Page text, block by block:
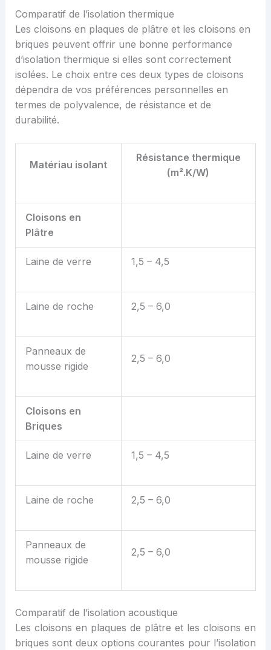
Comparatif de l’isolation thermique
Les cloisons en plaques de plâtre et les cloisons en
briques peuvent offrir une bonne performance
d’isolation thermique si elles sont correctement
isolées. Le choix entre ces deux types de cloisons
dépendra de vos préférences personnelles en
termes de polyvalence, de résistance et de
durabilité.
Matériau isolant
Résistance thermique
(m².K/W)
Cloisons en
Plâtre
Laine de verre 1,5 – 4,5
Laine de roche 2,5 – 6,0
Panneaux de
mousse rigide
2,5 – 6,0
Cloisons en
Briques
Laine de verre 1,5 – 4,5
Laine de roche 2,5 – 6,0
Panneaux de
mousse rigide
2,5 – 6,0
Comparatif de l’isolation acoustique
Les cloisons en plaques de plâtre et les cloisons en
briques sont deux options courantes pour l’isolation